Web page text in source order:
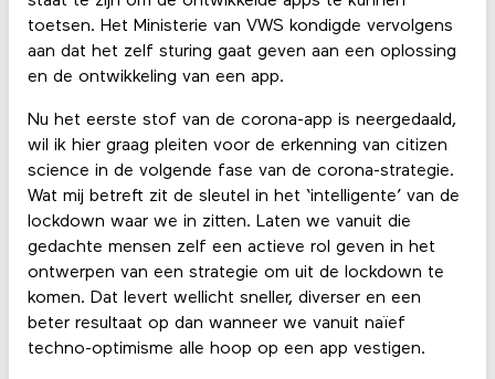
toetsen. Het Ministerie van VWS kondigde vervolgens
aan dat het zelf sturing gaat geven aan een oplossing
en de ontwikkeling van een app.
Nu het eerste stof van de corona-app is neergedaald,
wil ik hier graag pleiten voor de erkenning van citizen
science in de volgende fase van de corona-strategie.
Wat mij betreft zit de sleutel in het ‘intelligente’ van de
lockdown waar we in zitten. Laten we vanuit die
gedachte mensen zelf een actieve rol geven in het
ontwerpen van een strategie om uit de lockdown te
komen. Dat levert wellicht sneller, diverser en een
beter resultaat op dan wanneer we vanuit naïef
techno-optimisme alle hoop op een app vestigen.